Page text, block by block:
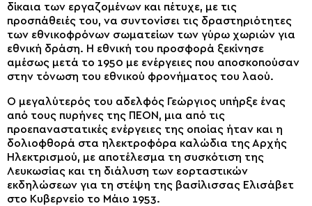
δίκαια των εργαζομένων και πέτυχε, με τις
προσπάθειές του, να συντονίσει τις δραστηριότητες
των εθνικοφρόνων σωματείων των γύρω χωριών για
εθνική δράση. Η εθνική του προσφορά ξεκίνησε
αμέσως μετά το 1950 με ενέργειες που αποσκοπούσαν
στην τόνωση του εθνικού φρονήματος του λαού.
Ο μεγαλύτερός του αδελφός Γεώργιος υπήρξε ένας
από τους πυρήνες της ΠΕΟΝ, μια από τις
προεπαναστατικές ενέργειες της οποίας ήταν και η
δολιοφθορά στα ηλεκτροφόρα καλώδια της Αρχής
Ηλεκτρισμού, με αποτέλεσμα τη συσκότιση της
Λευκωσίας και τη διάλυση των εορταστικών
εκδηλώσεων για τη στέψη της βασίλισσας Ελισάβετ
στο Κυβερνείο το Μάιο 1953.